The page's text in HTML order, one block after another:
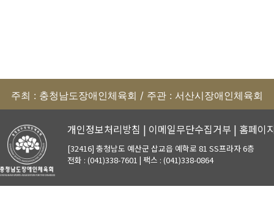
주최 : 충청남도장애인체육회 / 주관 : 서산시장애인체육회
개인정보처리방침 | 이메일무단수집거부 | 홈페이
[32416] 충청남도 예산군 삽교읍 예학로 81 SS프라자 6층
전화 : (041)338-7601 | 팩스 : (041)338-0864